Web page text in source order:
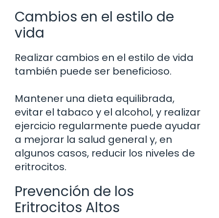
Cambios en el estilo de
vida
Realizar cambios en el estilo de vida
también puede ser beneficioso.
Mantener una dieta equilibrada,
evitar el tabaco y el alcohol, y realizar
ejercicio regularmente puede ayudar
a mejorar la salud general y, en
algunos casos, reducir los niveles de
eritrocitos.
Prevención de los
Eritrocitos Altos